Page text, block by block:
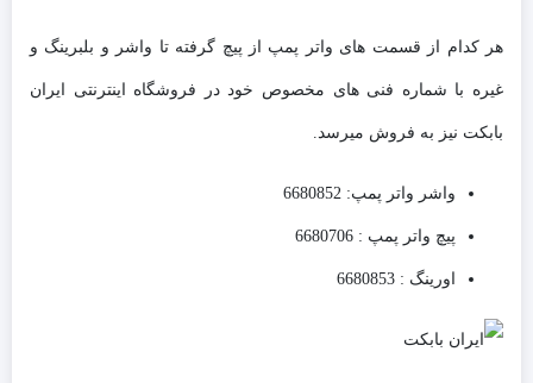
هر کدام از قسمت های واتر پمپ از پیچ گرفته تا واشر و بلبرینگ و
غیره با شماره فنی های مخصوص خود در فروشگاه اینترنتی ایران
بابکت نیز به فروش میرسد.
واشر واتر پمپ: 6680852
پیچ واتر پمپ : 6680706
اورینگ : 6680853